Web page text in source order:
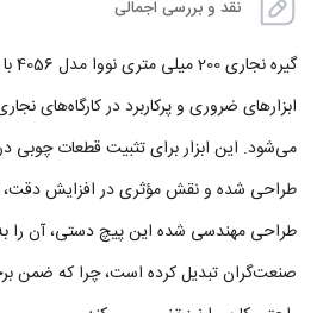
نقد و بررسی اجمالی
ابزارهای ضروری و پرکاربرد در کارگاه‌های
می‌شود. این ابزار برای تثبیت قطعات چوبی
طراحی شده و نقش مؤثری در افزایش دقت،
طراحی مهندسی‌ شده این پیچ دستی، آن را
صنعت‌گران تبدیل کرده است، چرا که ضمن